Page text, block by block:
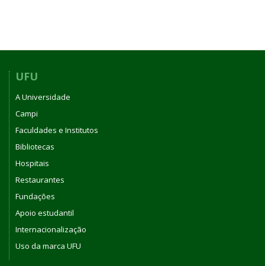
Umuarama
UFU
A Universidade
Campi
Faculdades e Institutos
Bibliotecas
Hospitais
Restaurantes
Fundações
Apoio estudantil
Internacionalização
Uso da marca UFU